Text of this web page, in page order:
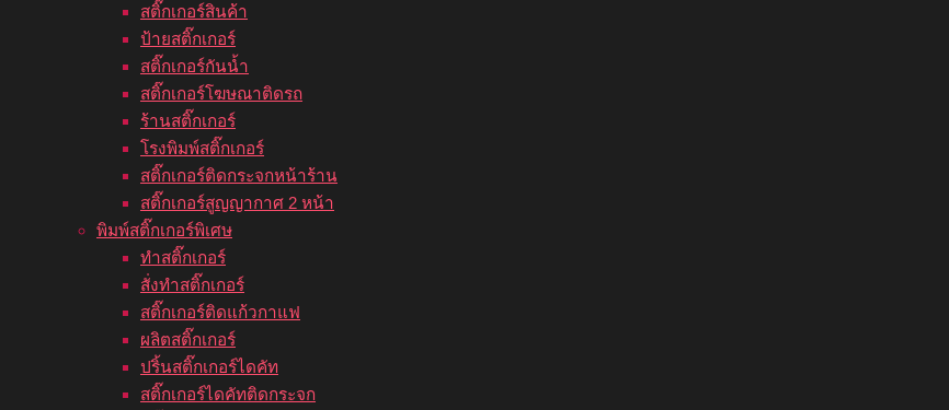
สติ๊กเกอร์สินค้า
ป้ายสติ๊กเกอร์
สติ๊กเกอร์กันน้ำ
สติ๊กเกอร์โฆษณาติดรถ
ร้านสติ๊กเกอร์
โรงพิมพ์สติ๊กเกอร์
สติ๊กเกอร์ติดกระจกหน้าร้าน
สติ๊กเกอร์สูญญากาศ 2 หน้า
พิมพ์สติ๊กเกอร์พิเศษ
ทำสติ๊กเกอร์
สั่งทำสติ๊กเกอร์
สติ๊กเกอร์ติดแก้วกาแฟ
ผลิตสติ๊กเกอร์
ปริ้นสติ๊กเกอร์ไดคัท
สติ๊กเกอร์ไดคัทติดกระจก